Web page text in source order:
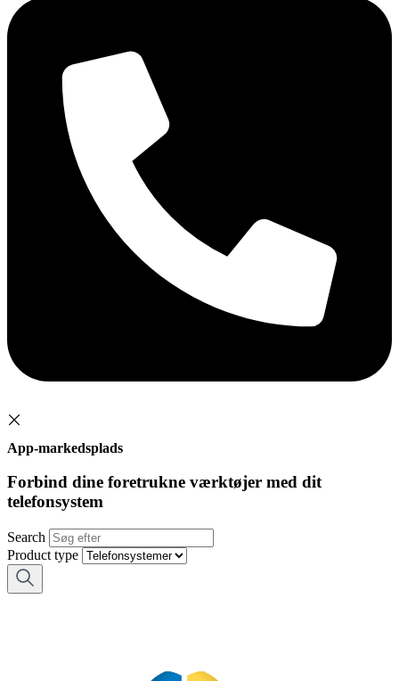
App-markedsplads
Forbind dine foretrukne værktøjer med dit
telefonsystem
Search
Product type